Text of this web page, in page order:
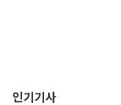
인기기사